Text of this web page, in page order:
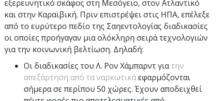
εξερευνητικό σκάφος στη Μεσόγειο, στον Ατλαντικό
και στην Καραϊβική. Πριν επιστρέψει στις ΗΠΑ, επέλεξε
από το ευρύτερο πεδίο της Σαηεντολογίας διαδικασίες
οι οποίες προήγαγαν μια ολόκληρη σειρά τεχνολογιών
για την κοινωνική βελτίωση. Δηλαδή:
Οι διαδικασίες του Λ. Ρον Χάμπαρντ γιατην
απεξάρτηση από τα ναρκωτικάεφαρμόζονται
σήμερα σε περίπου 50 χώρες. Έχουν αποδειχθεί